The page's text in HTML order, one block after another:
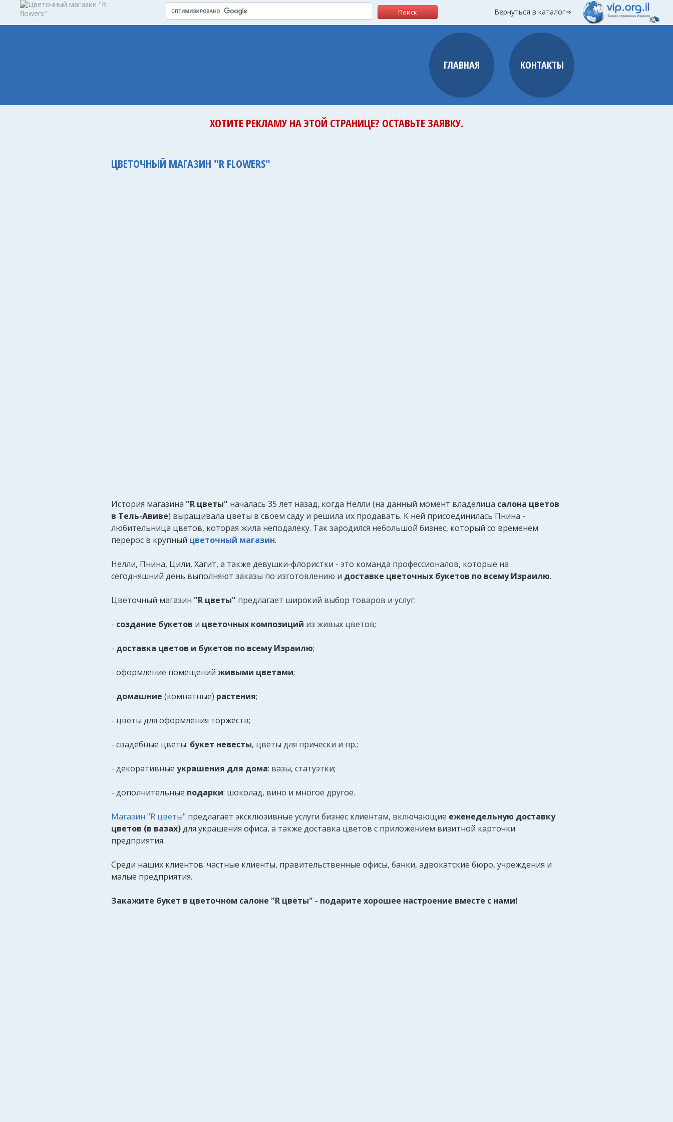
Вернуться в каталог⇒
КОНТАКТЫ
ГЛАВНАЯ
ХОТИТЕ РЕКЛАМУ НА ЭТОЙ СТРАНИЦЕ? ОСТАВЬТЕ ЗАЯВКУ.
ЦВЕТОЧНЫЙ МАГАЗИН "R FLOWERS"
История магазина "R цветы" началась 35 лет назад, когда Нелли (на данный момент владелица салона цветов
в Тель-Авиве) выращивала цветы в своем саду и решила их продавать. К ней присоединилась Пнина -
любительница цветов, которая жила неподалеку. Так зародился небольшой бизнес, который со временем
перерос в крупный цветочный магазин.
Нелли, Пнина, Цили, Хагит, а также девушки-флористки - это команда профессионалов, которые на
сегодняшний день выполняют заказы по изготовлению и доставке цветочных букетов по всему Израилю.
Цветочный магазин "R цветы" предлагает широкий выбор товаров и услуг:
- создание букетов и цветочных композиций из живых цветов;
- доставка цветов и букетов по всему Израилю;
- оформление помещений живыми цветами;
- домашние (комнатные) растения;
- цветы для оформления торжеств;
- свадебные цветы: букет невесты, цветы для прически и пр.;
- декоративные украшения для дома: вазы, статуэтки;
- дополнительные подарки: шоколад, вино и многое другое.
Магазин "R цветы" предлагает эксклюзивные услуги бизнес клиентам, включающие еженедельную доставку
цветов (в вазах)для украшения офиса, а также доставка цветов с приложением визитной карточки
предприятия.
Среди наших клиентов: частные клиенты, правительственные офисы, банки, адвокатские бюро, учреждения и
малые предприятия.
Закажите букет в цветочном салоне "R цветы" - подарите хорошее настроение вместе с нами!